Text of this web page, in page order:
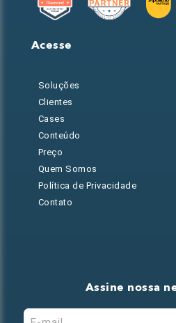
Acesse
Soluções
Clientes
Cases
Conteúdo
Preço
Quem Somos
Política de Privacidade
Contato
Assine nossa